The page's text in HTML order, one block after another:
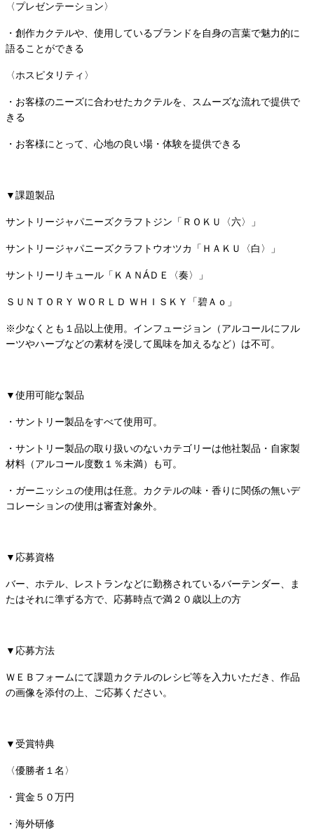
〈プレゼンテーション〉
・創作カクテルや、使用しているブランドを自身の言葉で魅力的に
語ることができる
〈ホスピタリティ〉
・お客様のニーズに合わせたカクテルを、スムーズな流れで提供で
きる
・お客様にとって、心地の良い場・体験を提供できる
▼課題製品
サントリージャパニーズクラフトジン「ＲＯＫＵ〈六〉」
サントリージャパニーズクラフトウオツカ「ＨＡＫＵ〈白〉」
サントリーリキュール「ＫＡＮÁＤＥ〈奏〉」
ＳＵＮＴＯＲＹ ＷＯＲＬＤ ＷＨＩＳＫＹ「碧Ａｏ」
※少なくとも１品以上使用。インフュージョン（アルコールにフル
ーツやハーブなどの素材を浸して風味を加えるなど）は不可。
▼使用可能な製品
・サントリー製品をすべて使用可。
・サントリー製品の取り扱いのないカテゴリーは他社製品・自家製
材料（アルコール度数１％未満）も可。
・ガーニッシュの使用は任意。カクテルの味・香りに関係の無いデ
コレーションの使用は審査対象外。
▼応募資格
バー、ホテル、レストランなどに勤務されているバーテンダー、ま
たはそれに準ずる方で、応募時点で満２０歳以上の方
▼応募方法
ＷＥＢフォームにて課題カクテルのレシピ等を入力いただき、作品
の画像を添付の上、ご応募ください。
▼受賞特典
〈優勝者１名〉
・賞金５０万円
・海外研修